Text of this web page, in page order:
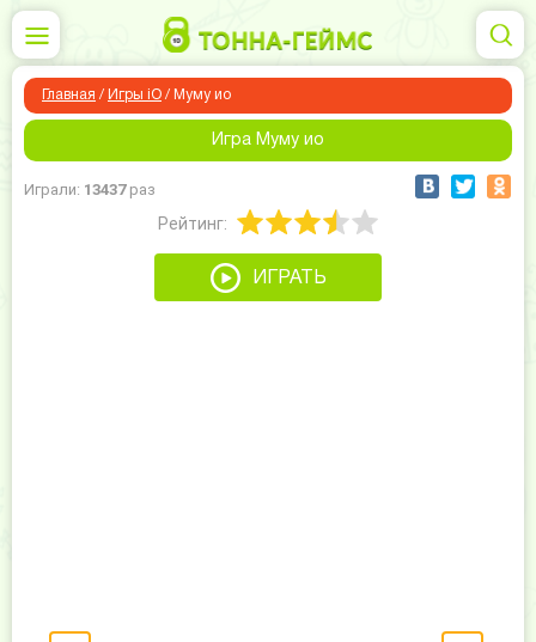
Главная / Игры iO / Муму ио
Игра Муму ио
Играли: 13437раз
Рейтинг:
ИГРАТЬ